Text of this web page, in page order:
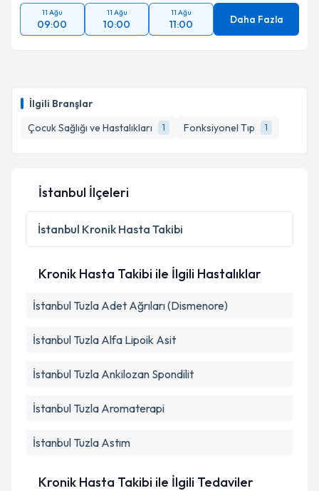
İlgili Branşlar
Çocuk Sağlığı ve Hastalıkları
1 Fonksiyonel Tıp 1
11 Ağu
09:00
11 Ağu
10:00
11 Ağu
11:00 Daha Fazla
İstanbul İlçeleri
İstanbul Kronik Hasta Takibi
Kronik Hasta Takibi ile İlgili Hastalıklar
İstanbul Tuzla Adet Ağrıları (Dismenore)
İstanbul Tuzla Alfa Lipoik Asit
İstanbul Tuzla Ankilozan Spondilit
İstanbul Tuzla Aromaterapi
İstanbul Tuzla Astım
Kronik Hasta Takibi ile İlgili Tedaviler